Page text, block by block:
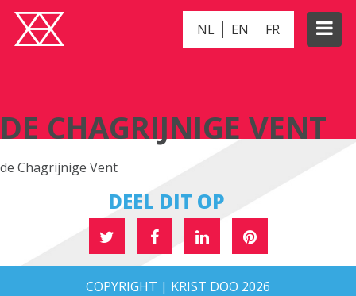
NL EN FR
DE CHAGRIJNIGE VENT
de Chagrijnige Vent
DEEL DIT OP
COPYRIGHT | KRIST DOO 2026